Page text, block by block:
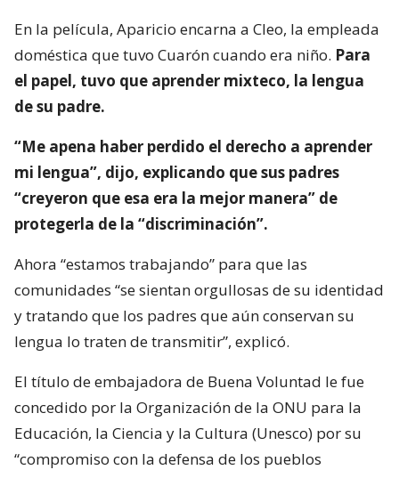
En la película, Aparicio encarna a Cleo, la empleada
doméstica que tuvo Cuarón cuando era niño. Para
el papel, tuvo que aprender mixteco, la lengua
de su padre.
“Me apena haber perdido el derecho a aprender
mi lengua”, dijo, explicando que sus padres
“creyeron que esa era la mejor manera” de
protegerla de la “discriminación”.
Ahora “estamos trabajando” para que las
comunidades “se sientan orgullosas de su identidad
y tratando que los padres que aún conservan su
lengua lo traten de transmitir”, explicó.
El título de embajadora de Buena Voluntad le fue
concedido por la Organización de la ONU para la
Educación, la Ciencia y la Cultura (Unesco) por su
“compromiso con la defensa de los pueblos